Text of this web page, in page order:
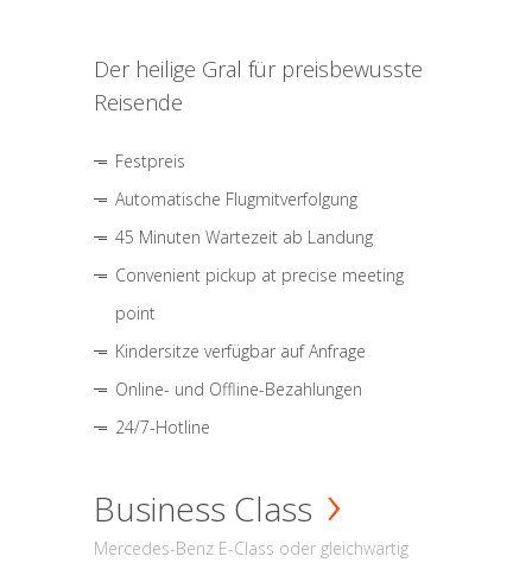
Der heilige Gral für preisbewusste
Reisende
Festpreis
Automatische Flugmitverfolgung
45 Minuten Wartezeit ab Landung
Convenient pickup at precise meeting
point
Kindersitze verfügbar auf Anfrage
Online- und Offline-Bezahlungen
24/7-Hotline
Business Class
Mercedes-Benz E-Class oder gleichwärtig